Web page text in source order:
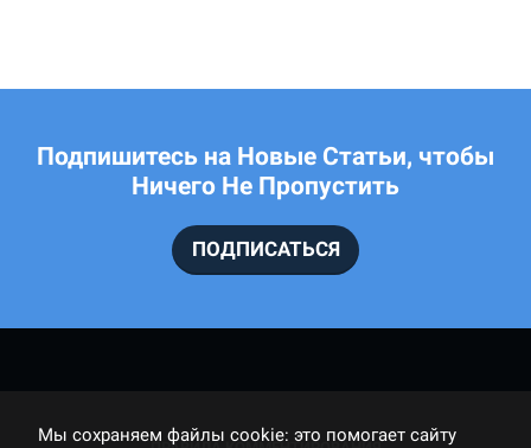
Подпишитесь на Новые Статьи, чтобы
Ничего Не Пропустить
ПОДПИСАТЬСЯ
Мы cохраняем файлы cookie: это помогает сайту